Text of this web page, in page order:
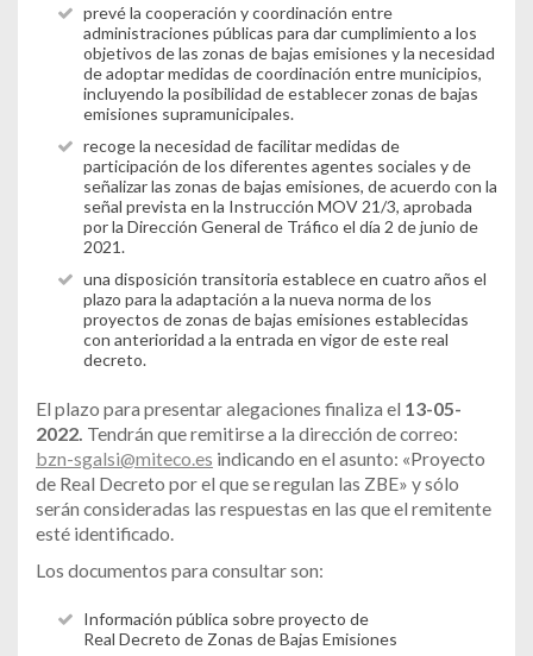
prevé la cooperación y coordinación entre
administraciones públicas para dar cumplimiento a los
objetivos de las zonas de bajas emisiones y la necesidad
de adoptar medidas de coordinación entre municipios,
incluyendo la posibilidad de establecer zonas de bajas
emisiones supramunicipales.
recoge la necesidad de facilitar medidas de
participación de los diferentes agentes sociales y de
señalizar las zonas de bajas emisiones, de acuerdo con la
señal prevista en la Instrucción MOV 21/3, aprobada
por la Dirección General de Tráfico el día 2 de junio de
2021.
una disposición transitoria establece en cuatro años el
plazo para la adaptación a la nueva norma de los
proyectos de zonas de bajas emisiones establecidas
con anterioridad a la entrada en vigor de este real
decreto.
El plazo para presentar alegaciones finaliza el 13-05-
2022. Tendrán que remitirse a la dirección de correo:
bzn-sgalsi@miteco.es indicando en el asunto: «Proyecto
de Real Decreto por el que se regulan las ZBE» y sólo
serán consideradas las respuestas en las que el remitente
esté identificado.
Los documentos para consultar son:
Información pública sobre proyecto de
Real Decreto de Zonas de Bajas Emisiones